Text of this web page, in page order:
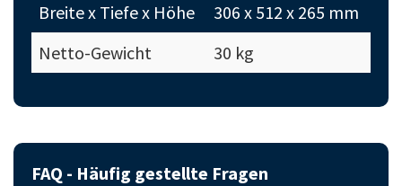
Breite x Tiefe x Höhe
306 x 512 x 265 mm
Netto-Gewicht
30 kg
FAQ - Häufig gestellte Fragen